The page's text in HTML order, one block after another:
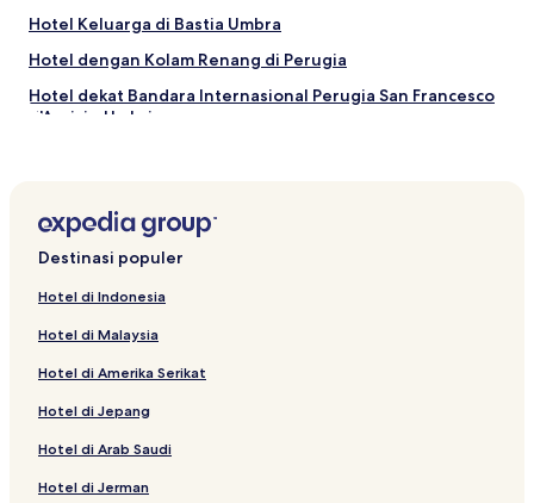
Hotel Keluarga di Bastia Umbra
Hotel dengan Kolam Renang di Perugia
Hotel dekat Bandara Internasional Perugia San Francesco
d'Assisi – Umbria
Hotel Murah di Perugia
Hotel di Passaggio
Hotel di Brufa
Hotel dekat Basilika Paus St. Francis Assisi
Hotel dengan Pusat Kebugaran di Assisi
Hotel Bintang 3 di Assisi
Destinasi populer
Hotel di Indonesia
Hotel di Malaysia
Hotel di Amerika Serikat
Hotel di Jepang
Hotel di Arab Saudi
Hotel di Jerman